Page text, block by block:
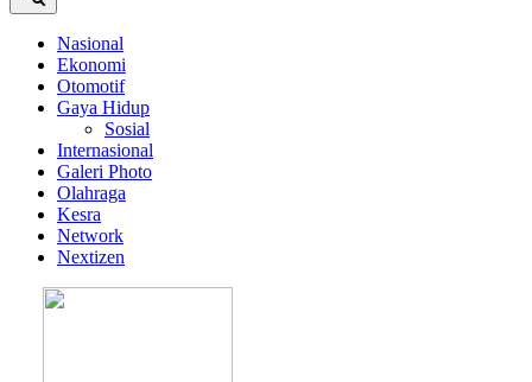
Nasional
Ekonomi
Otomotif
Gaya Hidup
Sosial
Internasional
Galeri Photo
Olahraga
Kesra
Network
Nextizen